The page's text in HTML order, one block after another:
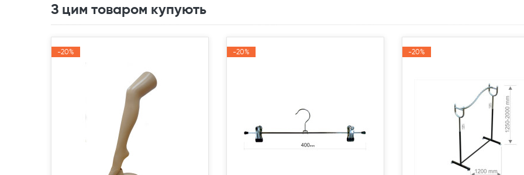
З цим товаром купують
-20%
-20% -20%
-20% -20%
-20%